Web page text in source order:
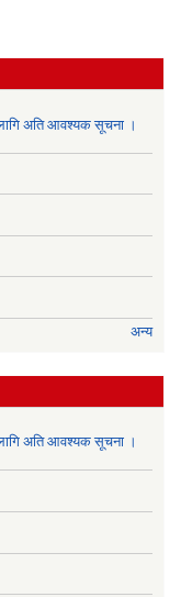
लागि अति आवश्यक सूचना ।
अन्य
लागि अति आवश्यक सूचना ।